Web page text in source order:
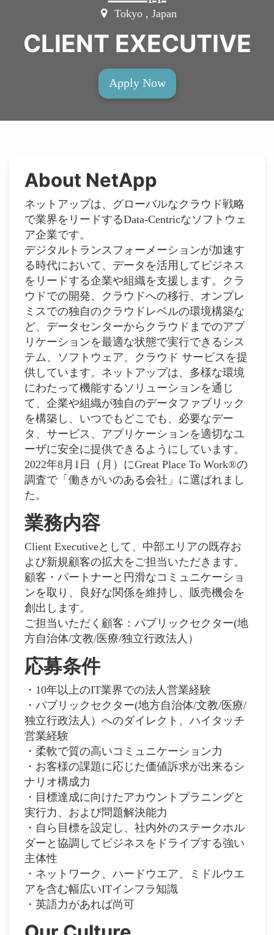
Tokyo , Japan
CLIENT EXECUTIVE
Apply Now
About NetApp
ネットアップは、グローバルなクラウド戦略
で業界をリードするData-Centricなソフトウェ
ア企業です。
デジタルトランスフォーメーションが加速す
る時代において、データを活用してビジネス
をリードする企業や組織を支援します。クラ
ウドでの開発、クラウドへの移行、オンプレ
ミスでの独自のクラウドレベルの環境構築な
ど、データセンターからクラウドまでのアプ
リケーションを最適な状態で実行できるシス
テム、ソフトウェア、クラウド サービスを提
供しています。ネットアップは、多様な環境
にわたって機能するソリューションを通じ
て、企業や組織が独自のデータファブリック
を構築し、いつでもどこでも、必要なデー
タ、サービス、アプリケーションを適切なユ
ーザに安全に提供できるようにしています。
2022年8月1日（月）にGreat Place To Work®の
調査で「働きがいのある会社」に選ばれまし
た。
業務内容
Client Executiveとして、中部エリアの既存お
よび新規顧客の拡大をご担当いただきます。
顧客・パートナーと円滑なコミュニケーショ
ンを取り、良好な関係を維持し、販売機会を
創出します。
ご担当いただく顧客：パブリックセクター(地
方自治体/文教/医療/独立行政法人）
応募条件
・10年以上のIT業界での法人営業経験
・パブリックセクター(地方自治体/文教/医療/
独立行政法人）へのダイレクト、ハイタッチ
営業経験
・柔軟で質の高いコミュニケーション力
・お客様の課題に応じた価値訴求が出来るシ
ナリオ構成力
・目標達成に向けたアカウントプラニングと
実行力、および問題解決能力
・自ら目標を設定し、社内外のステークホル
ダーと協調してビジネスをドライブする強い
主体性
・ネットワーク、ハードウエア、ミドルウエ
アを含む幅広いITインフラ知識
・英語力があれば尚可